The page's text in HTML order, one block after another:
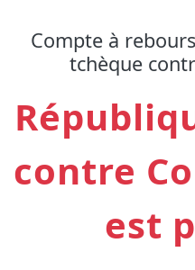
Compte à
tchèque
contre
est